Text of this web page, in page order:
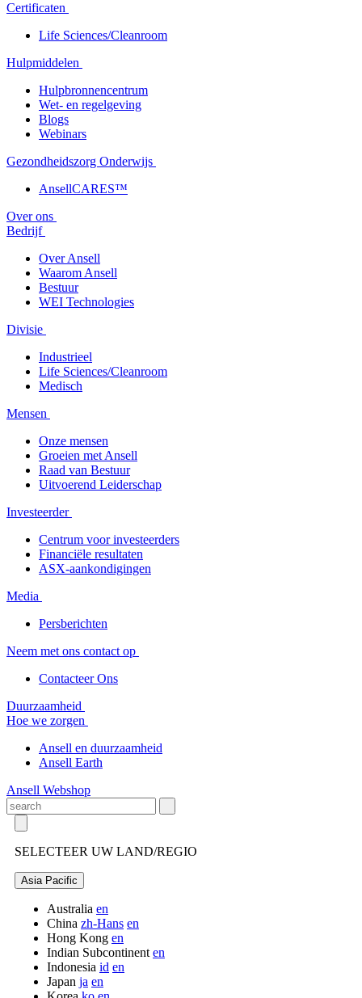
Certificaten
Life Sciences/Cleanroom
Hulpmiddelen
Hulpbronnencentrum
Wet- en regelgeving
Blogs
Webinars
Gezondheidszorg Onderwijs
AnsellCARES™
Over ons
Bedrijf
Over Ansell
Waarom Ansell
Bestuur
WEI Technologies
Divisie
Industrieel
Life Sciences/Cleanroom
Medisch
Mensen
Onze mensen
Groeien met Ansell
Raad van Bestuur
Uitvoerend Leiderschap
Investeerder
Centrum voor investeerders
Financiële resultaten
ASX-aankondigingen
Media
Persberichten
Neem met ons contact op
Contacteer Ons
Duurzaamheid
Hoe we zorgen
Ansell en duurzaamheid
Ansell Earth
Ansell Webshop
SELECTEER UW LAND/REGIO
Asia Pacific
Australia en
China zh-Hans en
Hong Kong en
Indian Subcontinent en
Indonesia id en
Japan ja en